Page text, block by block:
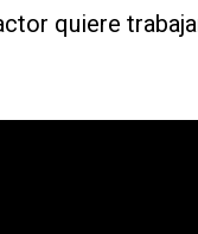
quiere